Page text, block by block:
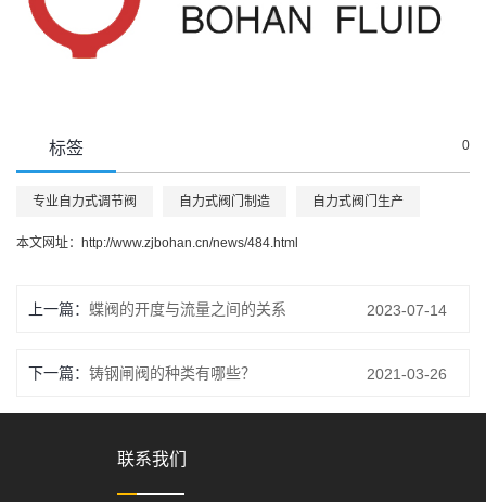
标签 0
专业自力式调节阀 自力式阀门制造 自力式阀门生产
本文网址： http://www.zjbohan.cn/news/484.html
上一篇： 蝶阀的开度与流量之间的关系 2023-07-14
下一篇： 铸钢闸阀的种类有哪些？ 2021-03-26
联系我们